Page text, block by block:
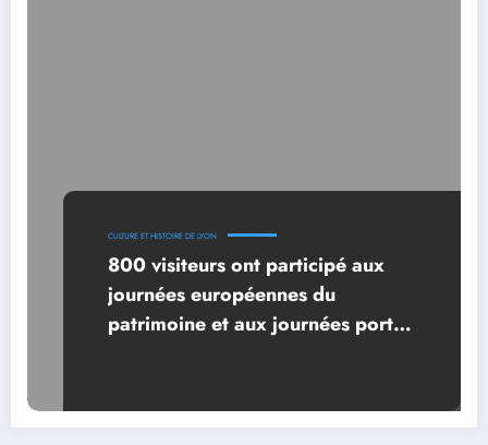
CULTURE ET HISTOIRE DE LYON
800 visiteurs ont participé aux
journées européennes du
patrimoine et aux journées portes